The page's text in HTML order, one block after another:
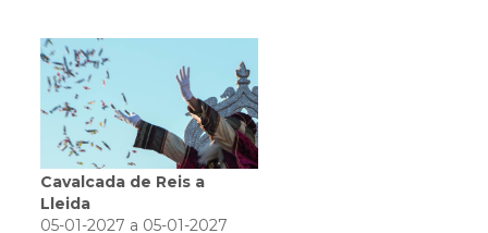
Cavalcada de Reis a
Lleida
05-01-2027 a 05-01-2027